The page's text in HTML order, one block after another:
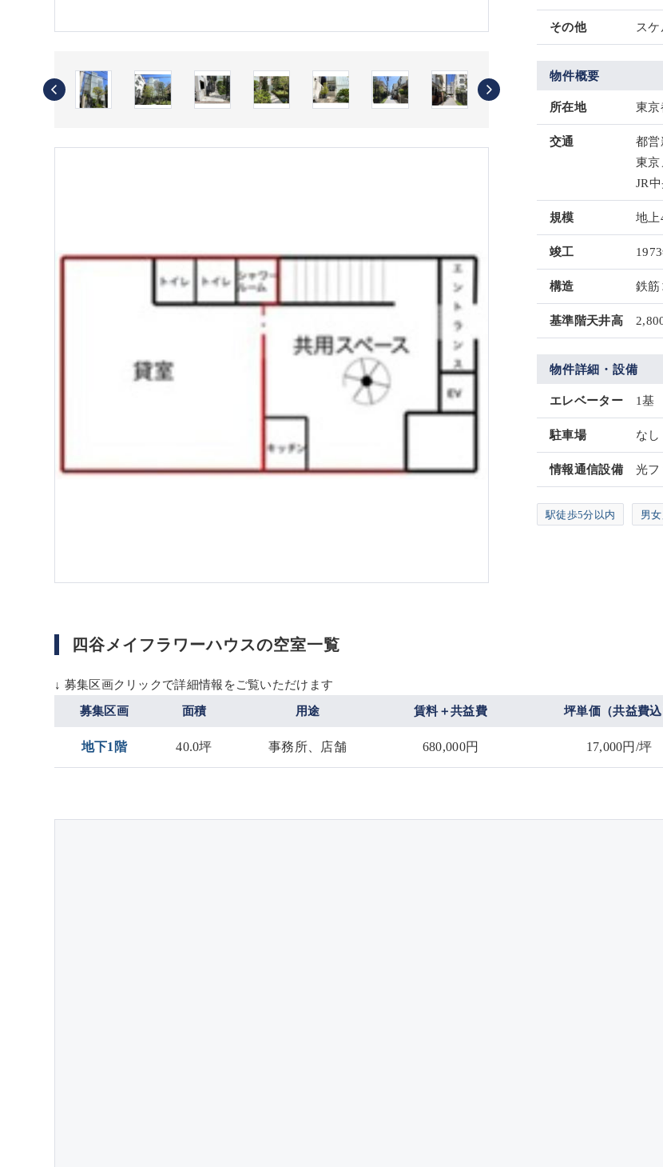
その他 ス
物件概要
所在地 東京
交通
都営
東京
JR
規模 地上
竣工
構造 鉄筋
基準階天井高
物件詳細・設備
エレベーター 1基
駐車場 なし
情報通信設備 光フ
駅徒歩5分以内 男
四谷メイフラワーハウスの空室一覧
↓ 募集区画クリックで詳細情報をご覧いただけます
募集区画 面積 用途 賃料＋共益費 坪単価（共益費込
地下1階 40.0坪 事務所、店舗 680,000円 17,000円/坪